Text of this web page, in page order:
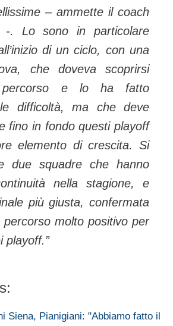
– ammette il coach
-. Lo sono in particolare
di un ciclo, con una
che doveva scoprirsi
e lo ha fatto
difficoltà, ma che deve
fino in fondo questi playoff
elemento di crescita. Si
due squadre che hanno
nella stagione, e
più giusta, confermata
molto positivo per
playoff.”
Siena, Pianigiani: "Abbiamo fatto il